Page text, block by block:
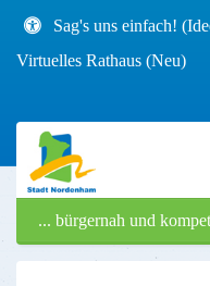
Sag's uns einfach!
Virtuelles Rathaus (Neu)
... bürgernah und